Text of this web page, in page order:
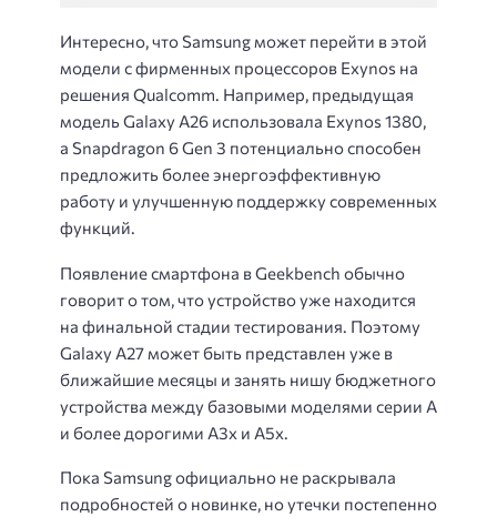
Интересно, что Samsung может перейти в этой
модели с фирменных процессоров Exynos на
решения Qualcomm. Например, предыдущая
модель Galaxy A26 использовала Exynos 1380,
а Snapdragon 6 Gen 3 потенциально способен
предложить более энергоэффективную
работу и улучшенную поддержку современных
функций.
Появление смартфона в Geekbench обычно
говорит о том, что устройство уже находится
на финальной стадии тестирования. Поэтому
Galaxy A27 может быть представлен уже в
ближайшие месяцы и занять нишу бюджетного
устройства между базовыми моделями серии A
и более дорогими A3x и A5x.
Пока Samsung официально не раскрывала
подробностей о новинке, но утечки постепенно